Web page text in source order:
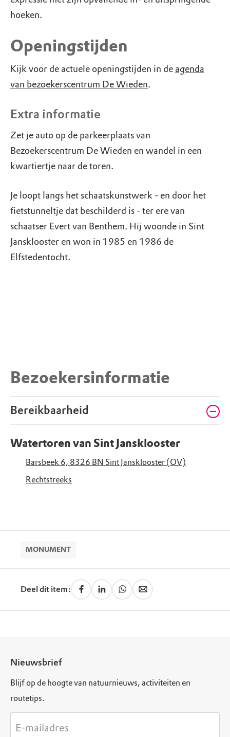
hoeken.
Openingstijden
Kijk voor de actuele openingstijden in de agenda
van bezoekerscentrum De Wieden.
Extra informatie
Zet je auto op de parkeerplaats van
Bezoekerscentrum De Wieden en wandel in een
kwartiertje naar de toren.
Je loopt langs het schaatskunstwerk - en door het
fietstunneltje dat beschilderd is - ter ere van
schaatser Evert van Benthem. Hij woonde in Sint
Jansklooster en won in 1985 en 1986 de
Elfstedentocht.
Bezoekersinformatie
Bereikbaarheid
Watertoren van Sint Jansklooster
Barsbeek 6, 8326 BN Sint Jansklooster (OV)
Rechtstreeks
MONUMENT
Deel dit item:
Nieuwsbrief
Blijf op de hoogte van natuurnieuws, activiteiten en
routetips.
E-mailadres